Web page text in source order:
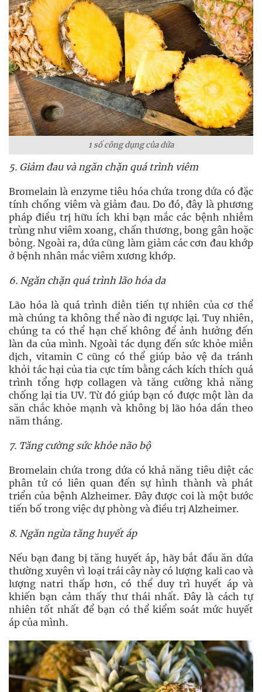
1 số công dụng của dứa
5. Giảm đau và ngăn chặn quá trình viêm
Bromelain là enzyme tiêu hóa chứa trong dứa có đặc
tính chống viêm và giảm đau. Do đó, đây là phương
pháp điều trị hữu ích khi bạn mắc các bệnh nhiễm
trùng như viêm xoang, chấn thương, bong gân hoặc
bỏng. Ngoài ra, dứa cũng làm giảm các cơn đau khớp
ở bệnh nhân mắc viêm xương khớp.
6. Ngăn chặn quá trình lão hóa da
Lão hóa là quá trình diễn tiến tự nhiên của cơ thể
mà chúng ta không thể nào đi ngược lại. Tuy nhiên,
chúng ta có thể hạn chế không để ảnh hưởng đến
làn da của mình. Ngoài tác dụng đến sức khỏe miễn
dịch, vitamin C cũng có thể giúp bảo vệ da tránh
khỏi tác hại của tia cực tím bằng cách kích thích quá
trình tổng hợp collagen và tăng cường khả năng
chống lại tia UV. Từ đó giúp bạn có được một làn da
săn chắc khỏe mạnh và không bị lão hóa dần theo
năm tháng.
7. Tăng cường sức khỏe não bộ
Bromelain chứa trong dứa có khả năng tiêu diệt các
phân tử có liên quan đến sự hình thành và phát
triển của bệnh Alzheimer. Đây được coi là một bước
tiến bố trong việc dự phòng và điều trị Alzheimer.
8. Ngăn ngừa tăng huyết áp
Nếu bạn đang bị tăng huyết áp, hãy bắt đầu ăn dứa
thường xuyên vì loại trái cây này có lượng kali cao và
lượng natri thấp hơn, có thể duy trì huyết áp và
khiến bạn cảm thấy thư thái nhất. Đây là cách tự
nhiên tốt nhất để bạn có thể kiểm soát mức huyết
áp của mình.